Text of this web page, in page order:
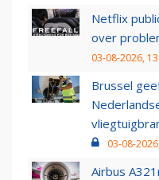
Netflix
over
03-08-2026,
Brussel
03-08-
Airbus